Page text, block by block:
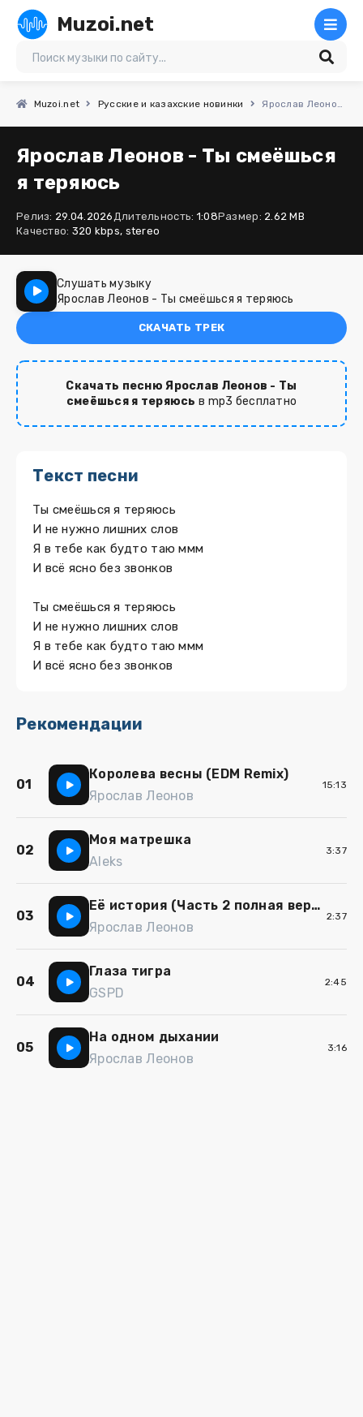
Muzoi.net
Muzoi.net Русские и казахские новинки Ярослав Леонов - Ты смеёшься я теряюсь
Ярослав Леонов - Ты смеёшься
я теряюсь
Релиз: 29.04.2026Длительность: 1:08Размер: 2.62 MB
Качество: 320 kbps, stereo
Слушать музыку
Ярослав Леонов - Ты смеёшься я теряюсь
СКАЧАТЬ ТРЕК
Скачать песню Ярослав Леонов - Ты
смеёшься я теряюсь в mp3 бесплатно
Текст песни
Ты смеёшься я теряюсь
И не нужно лишних слов
Я в тебе как будто таю ммм
И всё ясно без звонков
Ты смеёшься я теряюсь
И не нужно лишних слов
Я в тебе как будто таю ммм
И всё ясно без звонков
Рекомендации
01
Королева весны (EDM Remix)
Ярослав Леонов
15:13
02
Моя матрешка
Aleks
3:37
03
Её история (Часть 2 полная версия)
Ярослав Леонов
2:37
04
Глаза тигра
GSPD
2:45
05
На одном дыхании
Ярослав Леонов
3:16